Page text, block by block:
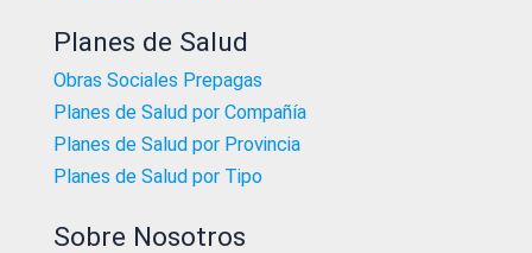
Planes de Salud
Obras Sociales Prepagas
Planes de Salud por Compañía
Planes de Salud por Provincia
Planes de Salud por Tipo
Sobre Nosotros